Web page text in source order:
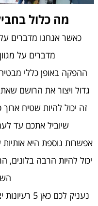
מה כלול
כאשר אנחנו מדברים
מדברים על
ההפקה באופן כללי
גדול ויצור את הרושם
זה יכול להיות שטיח
שיוביל אתכם עד
אפשרות נוספת היא
יכול להיות הרבה
נעניק לכם